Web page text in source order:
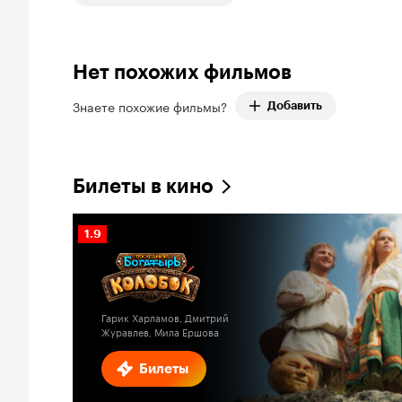
Нет похожих фильмов
Знаете похожие фильмы? Добавить
Билеты в кино
Билеты
Рейтинг
Кинопоиска
1.9
Гарик Харламов, Дмитрий
Журавлев, Мила Ершова